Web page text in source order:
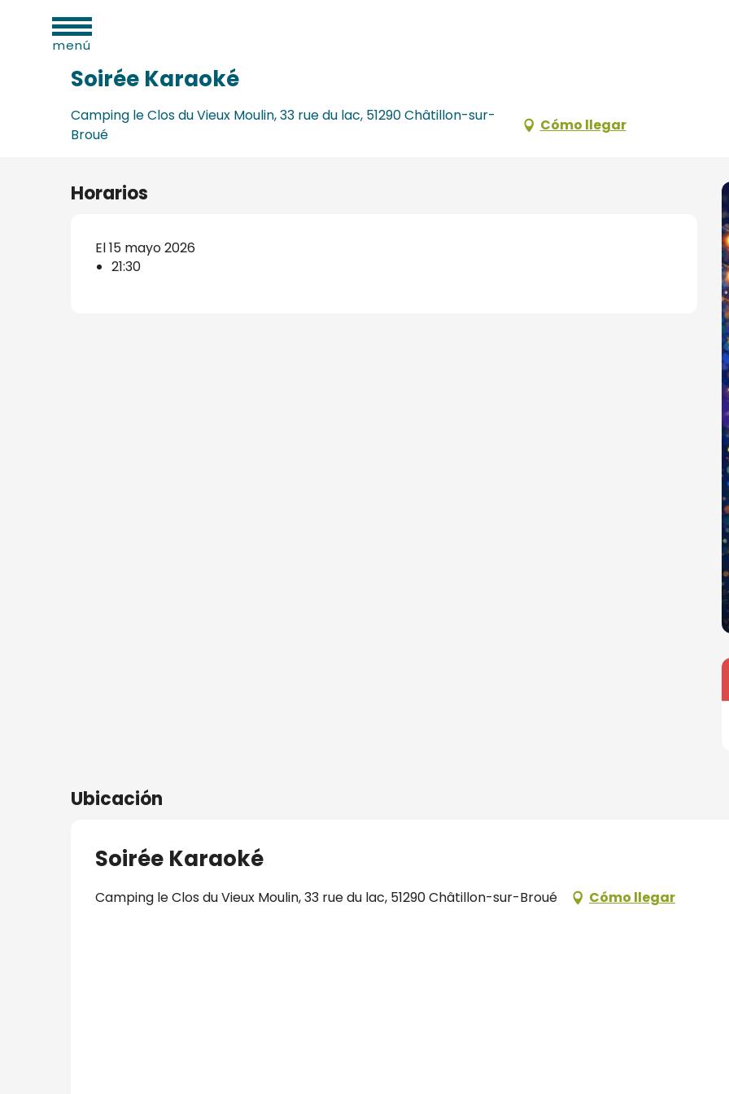
contenumenú
Inicio
Soirée Karaoké
Camping le Clos du Vieux Moulin, 33 rue du lac, 51290 Châtillon-sur-
Broué
Cómo llegar
Horarios
El 15 mayo 2026
21:30
Ubicación
Soirée Karaoké
Camping le Clos du Vieux Moulin, 33 rue du lac, 51290 Châtillon-sur-Broué Cómo llegar